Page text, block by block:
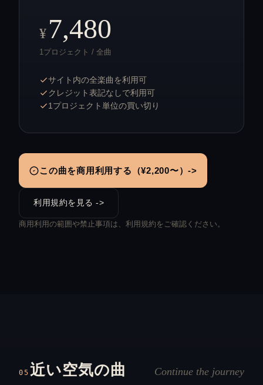
¥ 7,480
1プロジェクト / 全曲
サイト内の全楽曲を利用可
クレジット表記なしで利用可
1プロジェクト単位の買い切り
この曲を商用利用する（¥2,200〜）->
利用規約を見る ->
商用利用の範囲や禁止事項は、利用規約をご確認ください。
05 近い空気の曲 Continue the journey
るシリアスなロックナンバー。
人の命が熱く激しく燃え盛る様を描き出した、壮大で
勇壮なオーケストラ。
疾走感あふれる緊張のリズムから、やがて夜明けの大